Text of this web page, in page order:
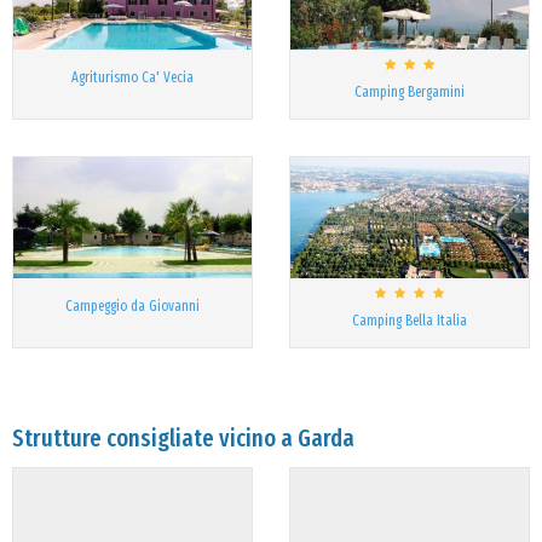
Agriturismo Ca' Vecia
Camping Bergamini
Campeggio da Giovanni
Camping Bella Italia
Strutture consigliate vicino a Garda